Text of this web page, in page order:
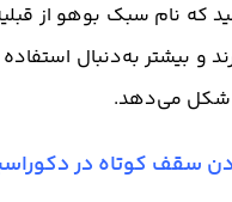
که نام سبک بوهو از
و بیشتر به‌دنبال
شکل می‌دهد.
سقف کوتاه در